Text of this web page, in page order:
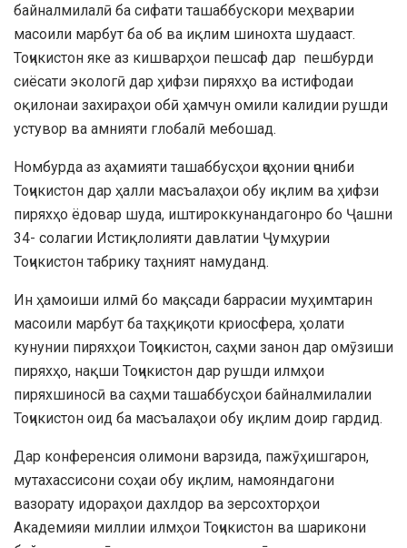
байналмилалӣ ба сифати ташаббускори меҳварии
масоили марбут ба об ва иқлим шинохта шудааст.
Тоҷикистон яке аз кишварҳои пешсаф дар пешбурди
сиёсати экологӣ дар ҳифзи пиряхҳо ва истифодаи
оқилонаи захираҳои обӣ ҳамчун омили калидии рушди
устувор ва амнияти глобалӣ мебошад.
Номбурда аз аҳамияти ташаббусҳои ҷаҳонии ҷониби
Тоҷикистон дар ҳалли масъалаҳои обу иқлим ва ҳифзи
пиряхҳо ёдовар шуда, иштироккунандагонро бо Ҷашни
34- солагии Истиқлолияти давлатии Ҷумҳурии
Тоҷикистон табрику таҳният намуданд.
Ин ҳамоиши илмӣ бо мақсади баррасии муҳимтарин
масоили марбут ба таҳқиқоти криосфера, ҳолати
кунунии пиряхҳои Тоҷикистон, саҳми занон дар омӯзиши
пиряхҳо, нақши Тоҷикистон дар рушди илмҳои
пиряхшиносӣ ва саҳми ташаббусҳои байналмилалии
Тоҷикистон оид ба масъалаҳои обу иқлим доир гардид.
Дар конференсия олимони варзида, пажӯҳишгарон,
мутахассисони соҳаи обу иқлим, намояндагони
вазорату идораҳои дахлдор ва зерсохторҳои
Академияи миллии илмҳои Тоҷикистон ва шарикони